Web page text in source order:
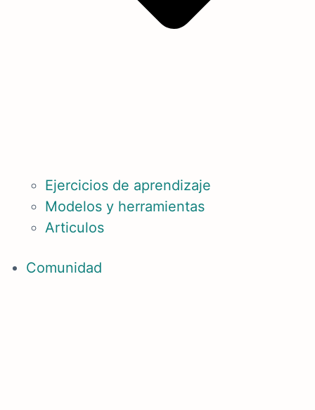
Ejercicios de aprendizaje
Modelos y herramientas
Articulos
Comunidad